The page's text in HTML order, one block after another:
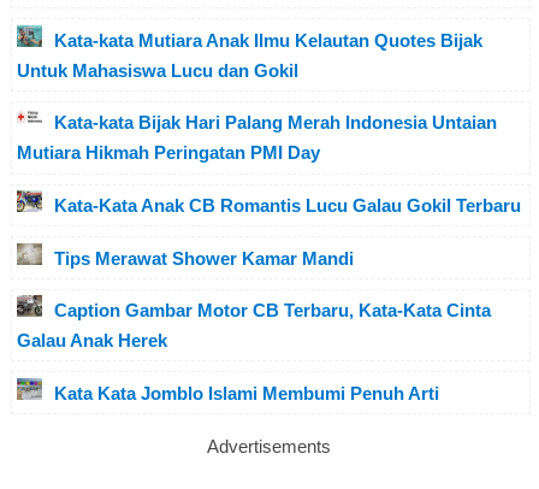
Kata-kata Mutiara Anak Ilmu Kelautan Quotes Bijak
Untuk Mahasiswa Lucu dan Gokil
Kata-kata Bijak Hari Palang Merah Indonesia Untaian
Mutiara Hikmah Peringatan PMI Day
Kata-Kata Anak CB Romantis Lucu Galau Gokil Terbaru
Tips Merawat Shower Kamar Mandi
Caption Gambar Motor CB Terbaru, Kata-Kata Cinta
Galau Anak Herek
Kata Kata Jomblo Islami Membumi Penuh Arti
Advertisements